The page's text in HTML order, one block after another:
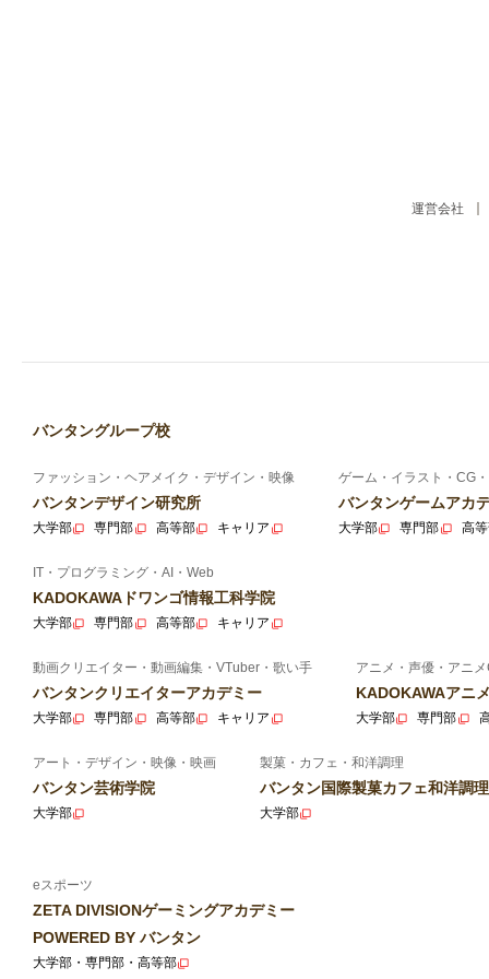
運営会社
バンタングループ校
ファッション・ヘアメイク・デザイン・映像
バンタンデザイン研究所
大学部 専門部 高等部 キャリア
ゲーム・イラスト・CG
バンタンゲームアカ
大学部 専門部 高
IT・プログラミング・AI・Web
KADOKAWAドワンゴ情報工科学院
大学部 専門部 高等部 キャリア
動画クリエイター・動画編集・VTuber・歌い手
バンタンクリエイターアカデミー
大学部 専門部 高等部 キャリア
アニメ・声優・アニ
KADOKAWAアニ
大学部 専門部
アート・デザイン・映像・映画
バンタン芸術学院
大学部
製菓・カフェ・和洋調理
バンタン国際製菓カフェ和洋調
大学部
eスポーツ
ZETA DIVISIONゲーミングアカデミー
POWERED BY バンタン
大学部・専門部・高等部